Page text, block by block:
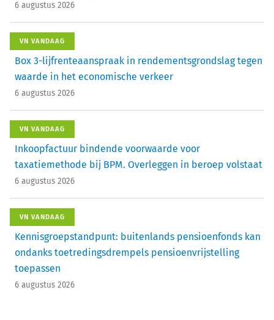
6 augustus 2026
VN VANDAAG
Box 3-lijfrenteaanspraak in rendementsgrondslag tegen
waarde in het economische verkeer
6 augustus 2026
VN VANDAAG
Inkoopfactuur bindende voorwaarde voor
taxatiemethode bij BPM. Overleggen in beroep volstaat
6 augustus 2026
VN VANDAAG
Kennisgroepstandpunt: buitenlands pensioenfonds kan
ondanks toetredingsdrempels pensioenvrijstelling
toepassen
6 augustus 2026